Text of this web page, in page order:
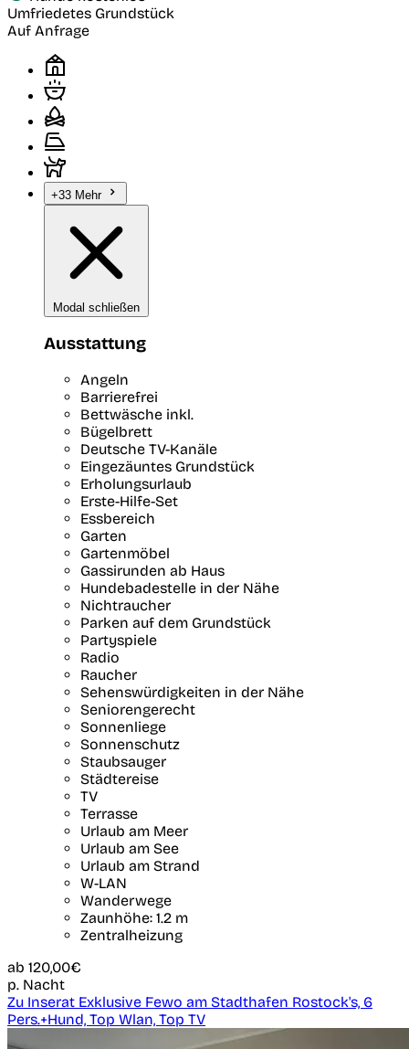
Umfriedetes Grundstück
Auf Anfrage
+33 Mehr
Modal schließen
Ausstattung
Angeln
Barrierefrei
Bettwäsche inkl.
Bügelbrett
Deutsche TV-Kanäle
Eingezäuntes Grundstück
Erholungsurlaub
Erste-Hilfe-Set
Essbereich
Garten
Gartenmöbel
Gassirunden ab Haus
Hundebadestelle in der Nähe
Nichtraucher
Parken auf dem Grundstück
Partyspiele
Radio
Raucher
Sehenswürdigkeiten in der Nähe
Seniorengerecht
Sonnenliege
Sonnenschutz
Staubsauger
Städtereise
TV
Terrasse
Urlaub am Meer
Urlaub am See
Urlaub am Strand
W-LAN
Wanderwege
Zaunhöhe: 1.2 m
Zentralheizung
ab 120,00€
p. Nacht
Zu Inserat Exklusive Fewo am Stadthafen Rostock's, 6
Pers.+Hund, Top Wlan, Top TV